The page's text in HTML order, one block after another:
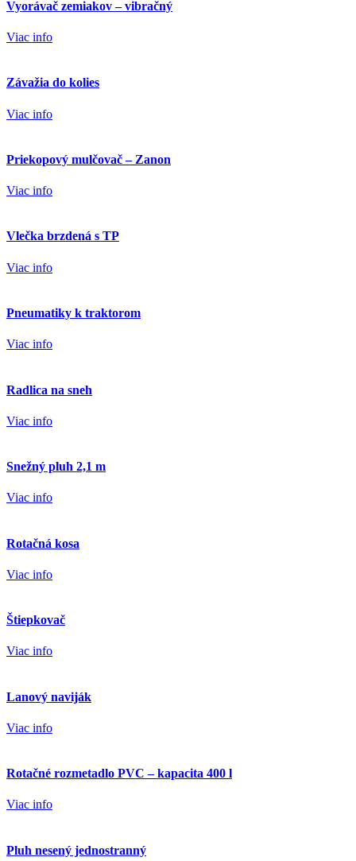
Vyorávač zemiakov – vibračný
Viac info
Závažia do kolies
Viac info
Priekopový mulčovač – Zanon
Viac info
Vlečka brzdená s TP
Viac info
Pneumatiky k traktorom
Viac info
Radlica na sneh
Viac info
Snežný pluh 2,1 m
Viac info
Rotačná kosa
Viac info
Štiepkovač
Viac info
Lanový naviják
Viac info
Rotačné rozmetadlo PVC – kapacita 400 l
Viac info
Pluh nesený jednostranný